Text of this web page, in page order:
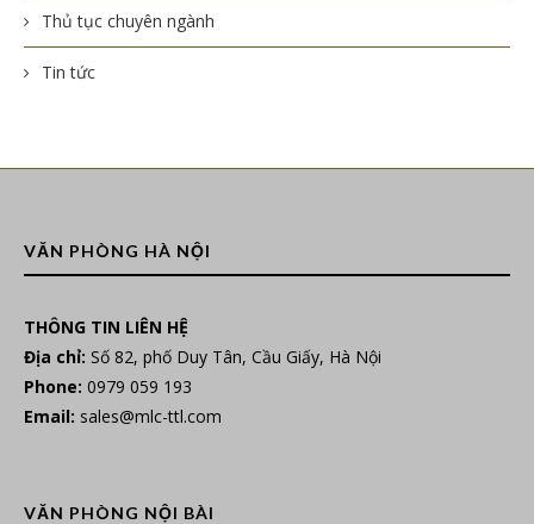
Thủ tục chuyên ngành
Tin tức
VĂN PHÒNG HÀ NỘI
THÔNG TIN LIÊN HỆ
Địa chỉ: Số 82, phố Duy Tân, Cầu Giấy, Hà Nội
Phone: 0979 059 193
Email: sales@mlc-ttl.com
VĂN PHÒNG NỘI BÀI